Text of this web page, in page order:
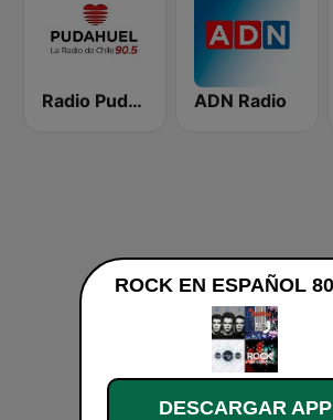
Radio Pudahuel ADN Radio
DESCARGAR APP